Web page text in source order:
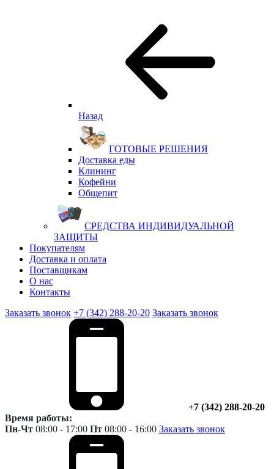
Назад
ГОТОВЫЕ РЕШЕНИЯ
Доставка еды
Клининг
Кофейни
Общепит
СРЕДСТВА ИНДИВИДУАЛЬНОЙ
ЗАЩИТЫ
Покупателям
Доставка и оплата
Поставщикам
О нас
Контакты
Заказать звонок +7 (342) 288-20-20 Заказать звонок
+7 (342) 288-20-20
Время работы:
Пн-Чт 08:00 - 17:00 Пт 08:00 - 16:00 Заказать звонок